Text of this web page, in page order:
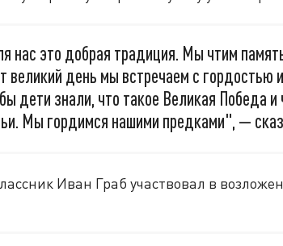
нас это добрая традиция. Мы чтим
великий день мы встречаем с
дети знали, что такое Великая Победа
Мы гордимся нашими предками", —
Иван Граб участвовал в